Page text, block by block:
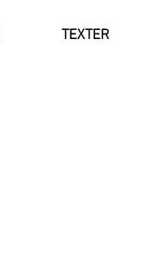
TEXTER